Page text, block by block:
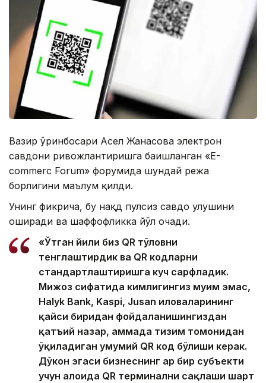
Вазир ўринбосари Асел Жанасова электрон
савдони ривожлантиришга бағишланган «E-
commerc Forum» форумида шундай режа
борлигини маълум қилди.
Унинг фикрича, бу нақд пулсиз савдо улушини
оширади ва шаффофликка йўл очади.
«Ўтган йили биз QR тўловни
тенглаштирдик ва QR кодларни
стандартлаштиришга куч сарфладик.
Мижоз сифатида кимлигингиз муҳим эмас,
Halyk Bank, Kaspi, Jusan иловаларининг
қайси биридан фойдаланишингиздан
қатъий назар, ҳаммада тизим томонидан
ўқиладиган умумий QR код бўлиши керак.
Дўкон эгаси бизнеснинг ҳар бир субъекти
учун алоҳида QR терминални сақлаши шарт